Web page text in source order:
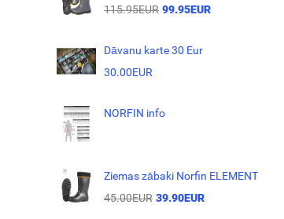
115.95EUR 99.95EUR
Dāvanu karte 30 Eur
30.00EUR
NORFIN info
Ziemas zābaki Norfin ELEMENT
45.00EUR 39.90EUR